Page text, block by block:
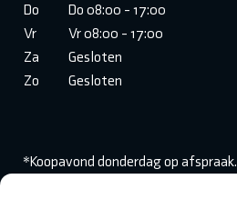
Do
Do 08:00 - 17:00
Vr
Vr 08:00 - 17:00
Za
Gesloten
Zo
Gesloten
*Koopavond donderdag op afspraak.